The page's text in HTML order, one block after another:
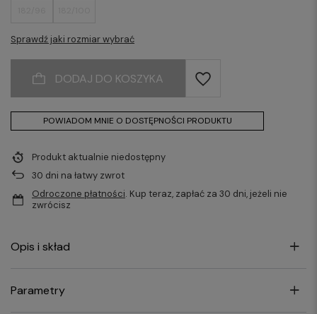
Sprawdź jaki rozmiar wybrać
DODAJ DO KOSZYKA
POWIADOM MNIE O DOSTĘPNOŚCI PRODUKTU
Produkt aktualnie niedostępny
30 dni na łatwy zwrot
Odroczone płatności. Kup teraz, zapłać za 30 dni, jeżeli nie
zwrócisz
Opis i skład
Parametry